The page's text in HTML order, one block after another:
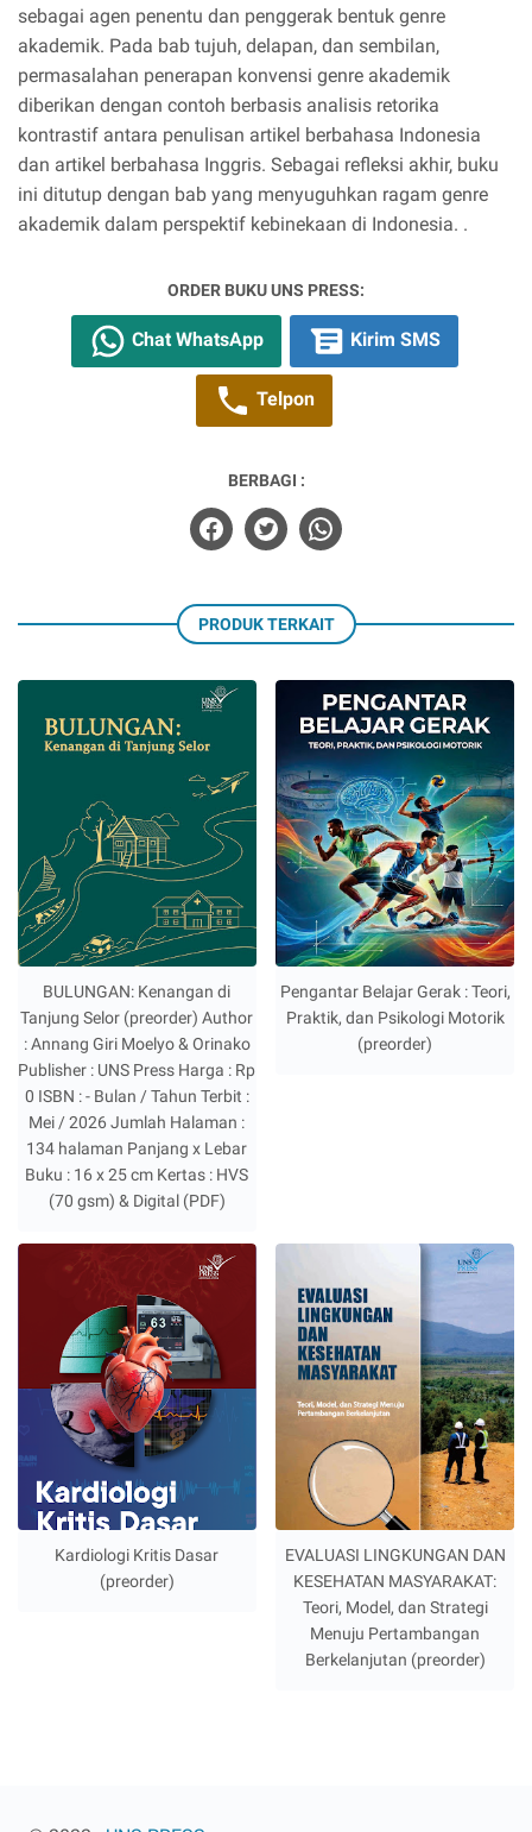
sebagai agen penentu dan penggerak bentuk genre
akademik. Pada bab tujuh, delapan, dan sembilan,
permasalahan penerapan konvensi genre akademik
diberikan dengan contoh berbasis analisis retorika
kontrastif antara penulisan artikel berbahasa Indonesia
dan artikel berbahasa Inggris. Sebagai refleksi akhir, buku
ini ditutup dengan bab yang menyuguhkan ragam genre
akademik dalam perspektif kebinekaan di Indonesia. .
ORDER BUKU UNS PRESS:
Chat WhatsApp Kirim SMS
Telpon
BERBAGI :
PRODUK TERKAIT
BULUNGAN: Kenangan di
Tanjung Selor (preorder) Author
: Annang Giri Moelyo & Orinako
Publisher : UNS Press Harga : Rp
0 ISBN : - Bulan / Tahun Terbit :
Mei / 2026 Jumlah Halaman :
134 halaman Panjang x Lebar
Buku : 16 x 25 cm Kertas : HVS
(70 gsm) & Digital (PDF)
Pengantar Belajar Gerak : Teori,
Praktik, dan Psikologi Motorik
(preorder)
Kardiologi Kritis Dasar
(preorder)
EVALUASI LINGKUNGAN DAN
KESEHATAN MASYARAKAT:
Teori, Model, dan Strategi
Menuju Pertambangan
Berkelanjutan (preorder)